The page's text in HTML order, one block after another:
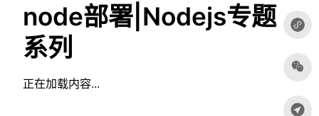
node部署|Nodejs专题
系列
正在加载内容...